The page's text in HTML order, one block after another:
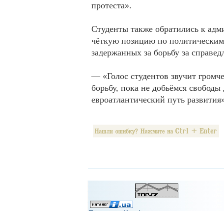
протеста».
Студенты также обратились к
чёткую позицию по
задержанных за борьбу за
— «Голос студентов звучит
борьбу, пока не добьёмся
евроатлантический путь